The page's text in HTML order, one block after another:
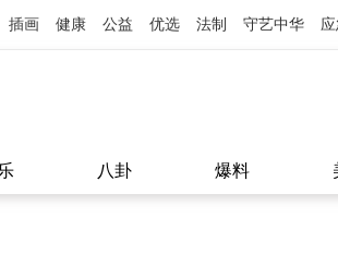
插画 健康 公益 优选 法制 守艺中华
八卦 爆料